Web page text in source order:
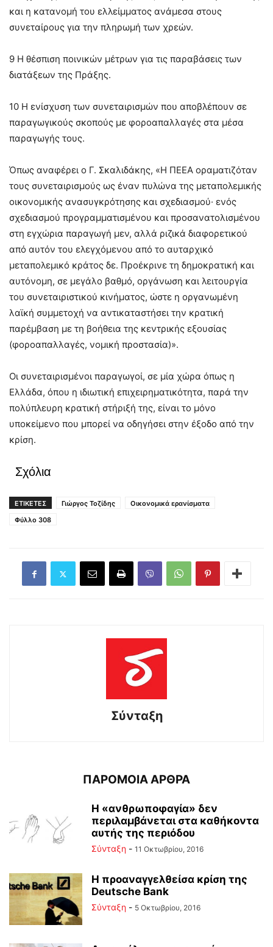
και η κατανομή του ελλείμματος ανάμεσα στους
συνεταίρους για την πληρωμή των χρεών.
9 Η θέσπιση ποινικών μέτρων για τις παραβάσεις των
διατάξεων της Πράξης.
10 Η ενίσχυση των συνεταιρισμών που αποβλέπουν σε
παραγωγικούς σκοπούς με φοροαπαλλαγές στα μέσα
παραγωγής τους.
Όπως αναφέρει ο Γ. Σκαλιδάκης, «Η ΠΕΕΑ οραματιζόταν
τους συνεταιρισμούς ως έναν πυλώνα της μεταπολεμικής
οικονομικής ανασυγκρότησης και σχεδιασμού· ενός
σχεδιασμού προγραμματισμένου και προσανατολισμένου
στη εγχώρια παραγωγή μεν, αλλά ριζικά διαφορετικού
από αυτόν του ελεγχόμενου από το αυταρχικό
μεταπολεμικό κράτος δε. Προέκρινε τη δημοκρατική και
αυτόνομη, σε μεγάλο βαθμό, οργάνωση και λειτουργία
του συνεταιριστικού κινήματος, ώστε η οργανωμένη
λαϊκή συμμετοχή να αντικαταστήσει την κρατική
παρέμβαση με τη βοήθεια της κεντρικής εξουσίας
(φοροαπαλλαγές, νομική προστασία)».
Οι συνεταιρισμένοι παραγωγοί, σε μία χώρα όπως η
Ελλάδα, όπου η ιδιωτική επιχειρηματικότητα, παρά την
πολύπλευρη κρατική στήριξή της, είναι το μόνο
υποκείμενο που μπορεί να οδηγήσει στην έξοδο από την
κρίση.
Σχόλια
ΕΤΙΚΕΤΕΣ Γιώργος Τοζίδης
Οικονομικά ερανίσματα
Φύλλο 308
Σύνταξη
ΠΑΡΟΜΟΙΑ ΑΡΘΡΑ
Η «ανθρωποφαγία» δεν
περιλαμβάνεται στα καθήκοντα
αυτής της περιόδου
Σύνταξη - 11 Οκτωβρίου, 2016
Η προαναγγελθείσα κρίση της
Deutsche Bank
Σύνταξη - 5 Οκτωβρίου, 2016